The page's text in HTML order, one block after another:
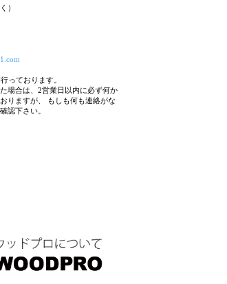
）
っております。
場合は、2営業日以内に必ず何か
りますが、 もしも何も連絡がな
認下さい。